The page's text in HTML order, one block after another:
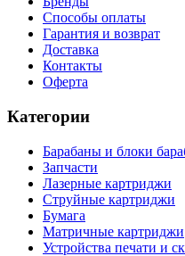
Способы оплаты
Гарантия и возврат
Доставка
Контакты
Оферта
Категории
Барабаны и блоки
Запчасти
Лазерные картриджи
Струйные картриджи
Бумага
Матричные картриджи
Устройства печати и